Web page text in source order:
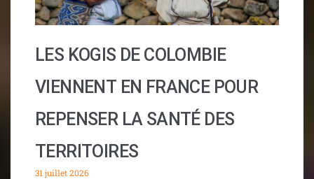
LES KOGIS DE COLOMBIE
VIENNENT EN FRANCE POUR
REPENSER LA SANTÉ DES
TERRITOIRES
31 juillet 2026